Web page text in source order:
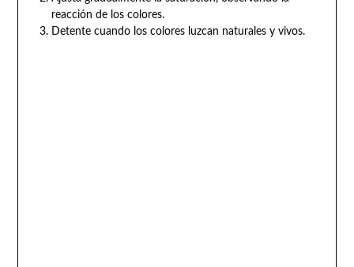
reacción de los colores.
Detente cuando los colores luzcan naturales y vivos.